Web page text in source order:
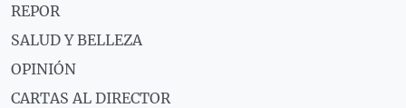
REPOR
SALUD Y BELLEZA
OPINIÓN
CARTAS AL DIRECTOR